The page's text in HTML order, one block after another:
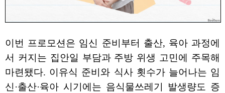
이번 프로모션은 임신 준비부터 출산, 육아 과정에
서 커지는 집안일 부담과 주방 위생 고민에 주목해
마련됐다. 이유식 준비와 식사 횟수가 늘어나는 임
신·출산·육아 시기에는 음식물쓰레기 발생량도 증